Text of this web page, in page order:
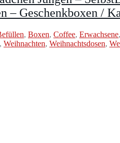
– Geschenkboxen /
, Boxen, Coffee, Erwachsene,
, Weihnachten, Weihnachtsdosen,